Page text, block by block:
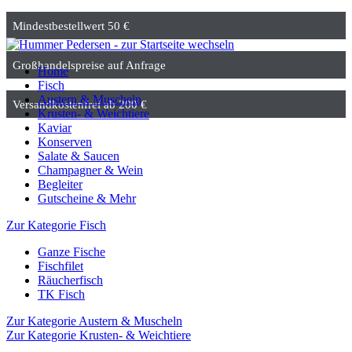
Mindestbestellwert 50 €
Großhandelspreise auf Anfrage
Versandkostenfrei ab 200 €
Home
Fisch
Austern & Muscheln
Krusten- & Weichtiere
Kaviar
Konserven
Salate & Saucen
Champagner & Wein
Begleiter
Gutscheine & Mehr
Zur Kategorie Fisch
Ganze Fische
Fischfilet
Räucherfisch
TK Fisch
Zur Kategorie Austern & Muscheln
Zur Kategorie Krusten- & Weichtiere